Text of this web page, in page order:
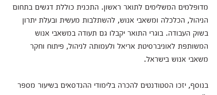
מדופלמים המשלימים לתואר ראשון. התכנית כוללת דגשים בתחום
הניהול, הכלכלה ומשאבי אנוש, להשתלבות מעשית ובעלת יתרון
בשוק העבודה. בוגרי התואר יקבלו גם תעודה במשאבי אנוש
המשותפת לאוניברסיטת אריאל ולעמותה לניהול, פיתוח וחקר
משאבי אנוש בישראל.
בנוסף, יזכו הסטודנטים להכרה בלימודי ההנדסאים בשיעור מספר